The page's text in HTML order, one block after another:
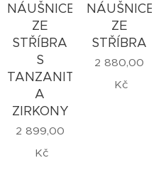
NÁUŠNICE
ZE
STŘÍBRA
S
TANZANITEM
A
ZIRKONY
2 899,00
Kč
NÁUŠNICE
ZE
STŘÍBRA
2 880,00
Kč